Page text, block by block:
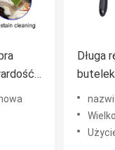
Długa
butelek